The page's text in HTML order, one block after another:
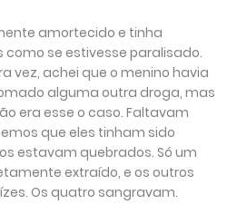
amortecido e tinha
se estivesse paralisado.
vez, achei que o menino havia
alguma outra droga, mas
era esse o caso. Faltavam
que eles tinham sido
estavam quebrados. Só um
extraído, e os outros
Os quatro sangravam.